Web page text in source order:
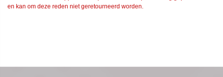
en kan om deze reden niet geretourneerd worden.